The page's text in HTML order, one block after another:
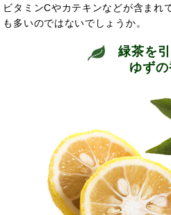
ビタミンCやカテキンなどが含まれ
も多いのではないでしょうか。
緑茶を
ゆずの